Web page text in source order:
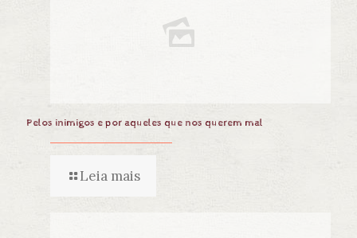
Pelos inimigos e por aqueles que nos querem mal
Leia mais